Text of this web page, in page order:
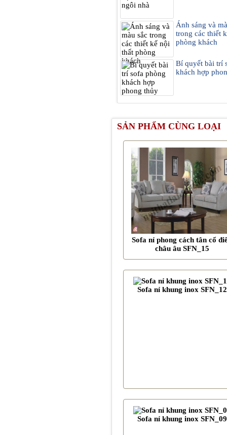
Ánh sáng và
trong các thiết
phòng khách
Bí quyết bài trí
khách hợp
SẢN PHẨM CÙNG LOẠI
Sofa nỉ phong cách tân cổ
châu âu SFN_15
Sofa nỉ khung inox SFN_12
Sofa nỉ khung inox SFN_09